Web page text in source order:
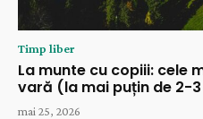
Timp liber
La munte cu copiii: cele
vară (la mai puțin de 2-
mai 25, 2026